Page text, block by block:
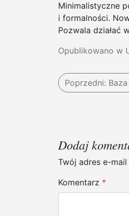
Minimalistyczne
i formalności.
Pozwala działać
Opublikowano w
N
i
g
a
c
Poprzedni:
Dodaj
Twój adres e-
Komentarz *